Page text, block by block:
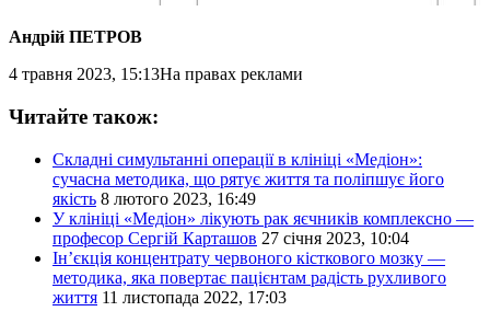
Андрій ПЕТРОВ
4 травня 2023, 15:13На правах реклами
Читайте також:
Складні симультанні операції в клініці «Медіон»:
сучасна методика, що рятує життя та поліпшує його
якість 8 лютого 2023, 16:49
У клініці «Медіон» лікують рак яєчників комплексно —
професор Сергій Карташов 27 січня 2023, 10:04
Ін’єкція концентрату червоного кісткового мозку —
методика, яка повертає пацієнтам радість рухливого
життя 11 листопада 2022, 17:03